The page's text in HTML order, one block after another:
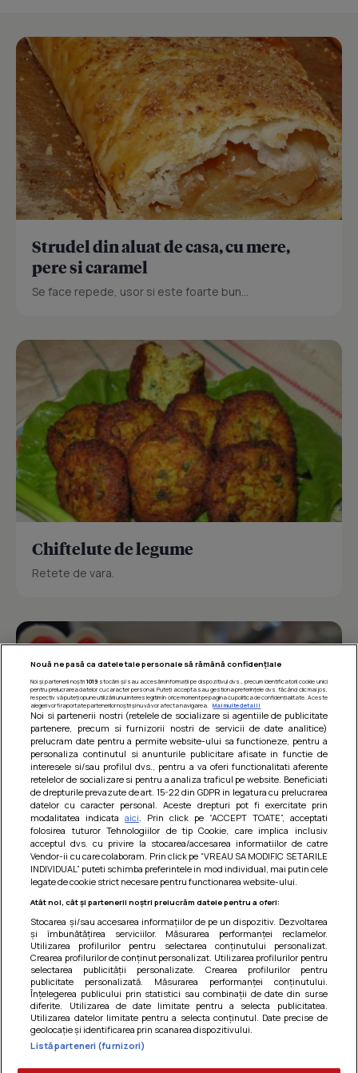
Strudel din aluat de casa, cu mere,
pere si caramel
Se face repede, usor si este foarte bun...
Chiftelute de legume
Retete de vara.
Barcute din vinete cu arpagic rosu
Un deliciu usor de preparat!
Termeni si conditii |
Nouă ne pasă ca datele tale personale să rămână confidențiale
Noi și partenerii noștri 1019stocăm și/sau accesăm informații pe dispozitivul dvs., precum identificatorii cookie unici
pentru prelucrarea datelor cu caracter personal. Puteți accepta sau gestiona preferințele dvs. făcând clic mai jos,
respectiv vă puteți opune utilizării unui interes legitim în orice moment pe pagina cu politica de confidențialitate. Aceste
alegeri vor fi raportate partenerilor noștri și nu vă vor afecta navigarea.
Mai multe detalii
Noi si partenerii nostri (retelele de socializare si agentiile de publicitate
partenere, precum si furnizorii nostri de servicii de date analitice)
prelucram date pentru a permite website-ului sa functioneze, pentru a
personaliza continutul si anunturile publicitare afisate in functie de
interesele si/sau profilul dvs., pentru a va oferi functionalitati aferente
retelelor de socializare si pentru a analiza traficul pe website. Beneficiati
de drepturile prevazute de art. 15-22 din GDPR in legatura cu prelucrarea
datelor cu caracter personal. Aceste drepturi pot fi exercitate prin
modalitatea indicataaici . Prin click pe “ACCEPT TOATE”, acceptati
folosirea tuturor Tehnologiilor de tip Cookie, care implica inclusiv
acceptul dvs. cu privire la stocarea/accesarea informatiilor de catre
Vendor-ii cu care colaboram. Prin click pe “VREAU SA MODIFIC SETARILE
INDIVIDUAL” puteti schimba preferintele in mod individual, mai putin cele
legate de cookie strict necesare pentru functionarea website-ului.
Atât noi, cât și partenerii noștri prelucrăm datele pentru a oferi:
Stocarea și/sau accesarea informațiilor de pe un dispozitiv. Dezvoltarea
și îmbunătățirea serviciilor. Măsurarea performanței reclamelor.
Utilizarea profilurilor pentru selectarea conținutului personalizat.
Crearea profilurilor de conținut personalizat. Utilizarea profilurilor pentru
selectarea publicității personalizate. Crearea profilurilor pentru
publicitate personalizată. Măsurarea performanței conținutului.
Înțelegerea publicului prin statistici sau combinații de date din surse
diferite. Utilizarea de date limitate pentru a selecta publicitatea.
Utilizarea datelor limitate pentru a selecta conținutul. Date precise de
geolocație și identificarea prin scanarea dispozitivului.
Listă parteneri (furnizori)